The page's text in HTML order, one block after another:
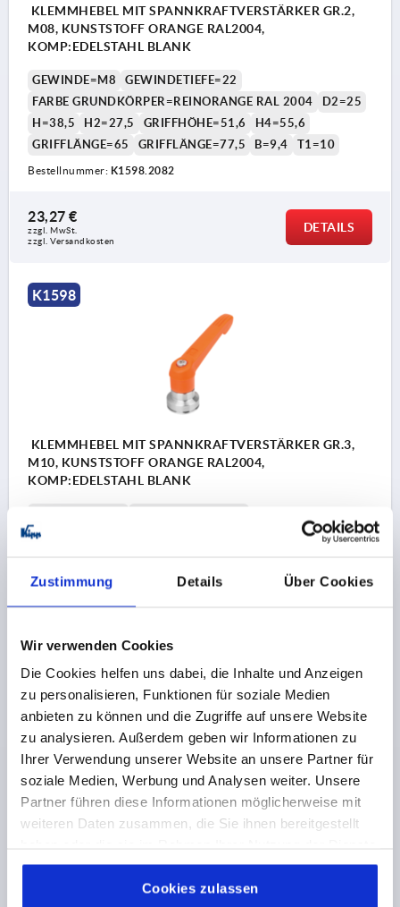
Zustimmung Details Über Cookies
Wir verwenden Cookies
Die Cookies helfen uns dabei, die Inhalte und Anzeigen
zu personalisieren, Funktionen für soziale Medien
anbieten zu können und die Zugriffe auf unsere Website
zu analysieren. Außerdem geben wir Informationen zu
Ihrer Verwendung unserer Website an unsere Partner für
soziale Medien, Werbung und Analysen weiter. Unsere
Partner führen diese Informationen möglicherweise mit
weiteren Daten zusammen, die Sie ihnen bereitgestellt
gesammelt haben.Cookie Richtlinien
Datenschutz|AGB
Cookies zulassen
KLEMMHEBEL MIT SPANNKRAFTVERSTÄRKER GR.2,
M08, KUNSTSTOFF ORANGE RAL2004,
KOMP:EDELSTAHL BLANK
GEWINDE=M8
GEWINDETIEFE=22
FARBE GRUNDKÖRPER=REINORANGE RAL 2004
D2=25
H=38,5
H2=27,5 GRIFFHÖHE=51,6
H4=55,6
GRIFFLÄNGE=65
GRIFFLÄNGE=77,5 B=9,4 T1=10
Bestellnummer: K1598.2082
23,27 €
zzgl. MwSt.
zzgl. Versandkosten
DETAILS
K1598
KLEMMHEBEL MIT SPANNKRAFTVERSTÄRKER GR.3,
M10, KUNSTSTOFF ORANGE RAL2004,
KOMP:EDELSTAHL BLANK
FARBE GRUNDKÖRPER=REINORANGE RAL 2004
D2=30
GRIFFLÄNGE=80
GRIFFLÄNGE=95 T1=10
Bestellnummer:K1598.3102
24,86 €
zzgl. Versandkosten
K1598
M10, KUNSTSTOFF ORANGE RAL2004,